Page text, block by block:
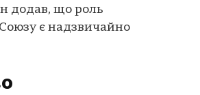
додав, що роль
є надзвичайно